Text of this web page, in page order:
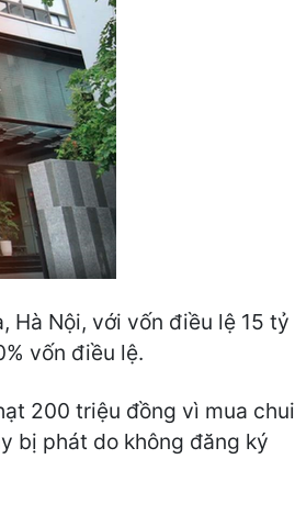
Hà Nội, với vốn điều lệ 15 tỷ
vốn điều lệ.
200 triệu đồng vì mua chui
bị phát do không đăng ký